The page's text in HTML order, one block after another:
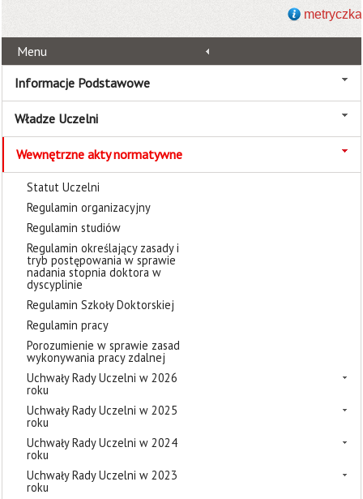
metryczka
Menu
Informacje Podstawowe
Władze Uczelni
Wewnętrzne akty normatywne
Statut Uczelni
Regulamin organizacyjny
Regulamin studiów
Regulamin określający zasady i
tryb postępowania w sprawie
nadania stopnia doktora w
dyscyplinie
Regulamin Szkoły Doktorskiej
Regulamin pracy
Porozumienie w sprawie zasad
wykonywania pracy zdalnej
Uchwały Rady Uczelni w 2026
roku
Uchwały Rady Uczelni w 2025
roku
Uchwały Rady Uczelni w 2024
roku
Uchwały Rady Uczelni w 2023
roku